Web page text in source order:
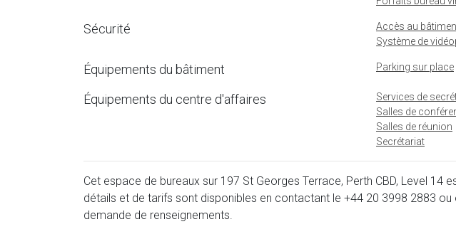
Sécurité
Accès au
Système de
Équipements du bâtiment Parking sur place
Équipements du centre d'affaires
Services de
Salles de
Salles de réunion
Secrétariat
Cet espace de bureaux sur 197 St Georges Terrace, Perth CBD, Level 14
détails et de tarifs sont disponibles en contactant le +44 20 3998 2883 ou
demande de renseignements.